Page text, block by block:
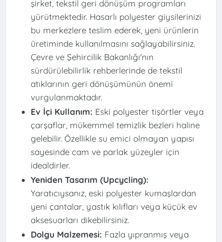
şirket, tekstil geri dönüşüm programları
yürütmektedir. Hasarlı polyester giysilerinizi
bu merkezlere teslim ederek, yeni ürünlerin
üretiminde kullanılmasını sağlayabilirsiniz.
Çevre ve Şehircilik Bakanlığı'nın
sürdürülebilirlik rehberlerinde de tekstil
atıklarının geri dönüşümünün önemi
vurgulanmaktadır.
Ev İçi Kullanım: Eski polyester tişörtler veya
çarşaflar, mükemmel temizlik bezleri haline
gelebilir. Özellikle su emici olmayan yapısı
sayesinde cam ve parlak yüzeyler için
idealdirler.
Yeniden Tasarım (Upcycling):
Yaratıcıysanız, eski polyester kumaşlardan
yeni çantalar, yastık kılıfları veya küçük ev
aksesuarları dikebilirsiniz.
Dolgu Malzemesi: Fazla yıpranmış veya